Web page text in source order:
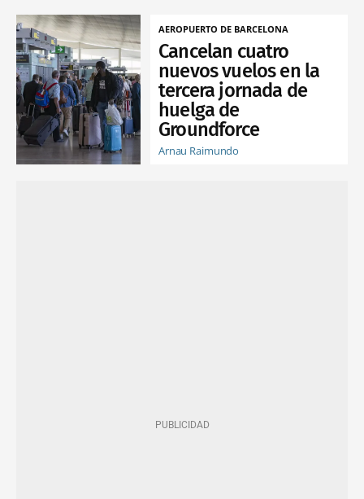
AEROPUERTO DE BARCELONA
Cancelan cuatro
nuevos vuelos en la
tercera jornada de
huelga de
Groundforce
Arnau Raimundo